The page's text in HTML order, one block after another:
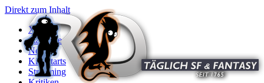
Direkt zum Inhalt
X
Startseite
News
Kinostarts
Streaming